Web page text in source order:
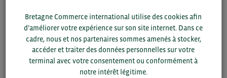
exemptions limitées et des règles d’origine strictes.
Résultat: une hausse des coûts et des risques pour les
entreprises, mais aussi des leviers d’optimisation à activer.
3 actions clés pour les entreprises
Bretagne Commerce international utilise des cookies afin
d’améliorer votre expérience sur son site internet. Dans ce
cadre, nous et nos partenaires sommes amenés à stocker,
accéder et traiter des données personnelles sur votre
terminal avec votre consentement ou conformément à
notre intérêt légitime.